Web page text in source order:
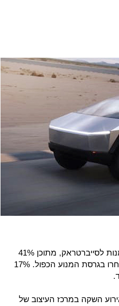
בשבת צייץ מאסק כי עד עתה בוצעו 146 אלף הזמנות לסייברטראק, מתוכן 41%
בחרו בגרסה התלת מנועית, היקרה יותר, ו-42% בחרו בגרסת המנוע הכפול. 17%
השקה במרכז העיצוב של